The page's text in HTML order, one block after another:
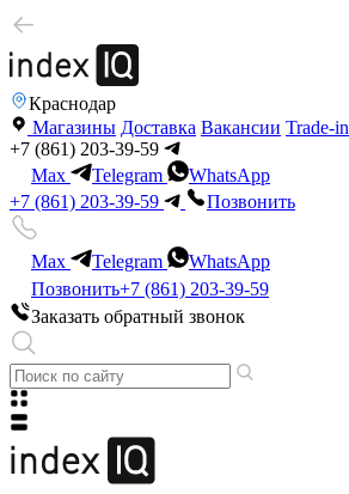
Краснодар
Магазины Доставка Вакансии Trade-in
+7 (861) 203-39-59
Max
Telegram
WhatsApp
+7 (861) 203-39-59
Позвонить
Max Telegram
WhatsApp
Позвонить+7 (861) 203-39-59
Заказать обратный звонок